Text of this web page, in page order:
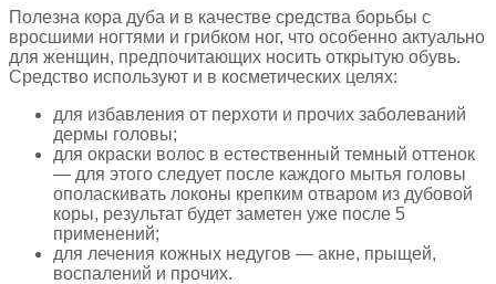
Полезна кора дуба и в качестве средства борьбы с
вросшими ногтями и грибком ног, что особенно актуально
для женщин, предпочитающих носить открытую обувь.
Средство используют и в косметических целях:
для избавления от перхоти и прочих заболеваний
дермы головы;
для окраски волос в естественный темный оттенок
— для этого следует после каждого мытья головы
ополаскивать локоны крепким отваром из дубовой
коры, результат будет заметен уже после 5
применений;
для лечения кожных недугов — акне, прыщей,
воспалений и прочих.